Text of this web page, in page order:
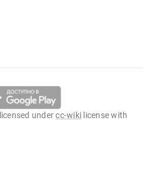
undercc-wiki license with